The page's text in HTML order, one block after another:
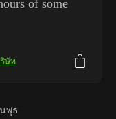
of some
ษัท
พุธ